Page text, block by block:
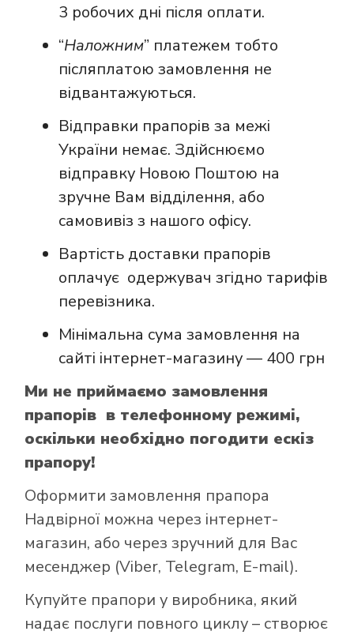
3 робочих дні після оплати.
“Наложним” платежем тобто
післяплатою замовлення не
відвантажуються.
Відправки прапорів за межі
України немає. Здійснюємо
відправку Новою Поштою на
зручне Вам відділення, або
самовивіз з нашого офісу.
Вартість доставки прапорів
оплачує одержувач згідно тарифів
перевізника.
Мінімальна сума замовлення на
сайті інтернет-магазину — 400 грн
Ми не приймаємо замовлення
прапорів в телефонному режимі,
оскільки необхідно погодити ескіз
прапору!
Оформити замовлення прапора
Надвірної можна через інтернет-
магазин, або через зручний для Вас
месенджер (Viber, Telegram, E-mail).
Купуйте прапори у виробника, який
надає послуги повного циклу – створює